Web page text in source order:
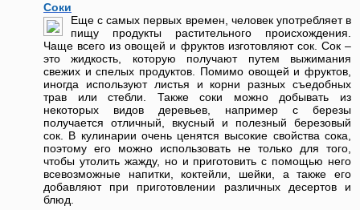
Соки
Еще с самых первых времен, человек употребляет в
пищу продукты растительного происхождения.
Чаще всего из овощей и фруктов изготовляют сок. Сок –
это жидкость, которую получают путем выжимания
свежих и спелых продуктов. Помимо овощей и фруктов,
иногда используют листья и корни разных съедобных
трав или стебли. Также соки можно добывать из
некоторых видов деревьев, например с березы
получается отличный, вкусный и полезный березовый
сок. В кулинарии очень ценятся высокие свойства сока,
поэтому его можно использовать не только для того,
чтобы утолить жажду, но и приготовить с помощью него
всевозможные напитки, коктейли, шейки, а также его
добавляют при приготовлении различных десертов и
блюд.